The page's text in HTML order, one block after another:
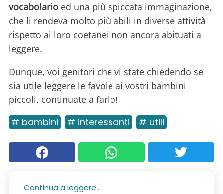
vocabolario ed una più spiccata immaginazione,
che li rendeva molto più abili in diverse attività
rispetto ai loro coetanei non ancora abituati a
leggere.
Dunque, voi genitori che vi state chiedendo se
sia utile leggere le favole ai vostri bambini
piccoli, continuate a farlo!
# bambini # interessanti # utili
Continua a leggere...